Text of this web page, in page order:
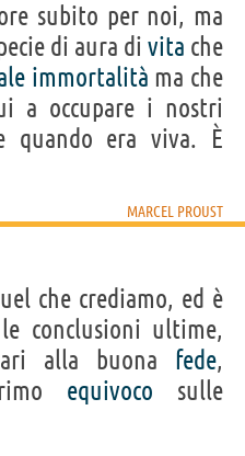
subito per noi, ma
di aura di vita che
immortalità ma che
a occupare i nostri
quando era viva. È
MARCEL PROUST
che crediamo, ed è
conclusioni ultime,
alla buona fede,
equivoco sulle